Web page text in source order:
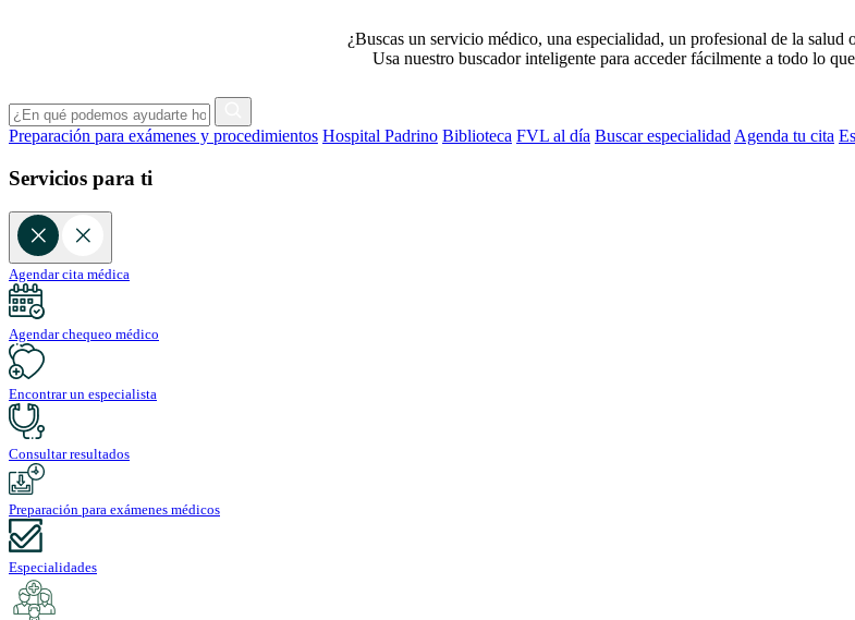
¿Buscas un servicio médico, una especialidad, un profesional de la salud
Usa nuestro buscador inteligente para acceder fácilmente a todo lo
Preparación para exámenes y procedimientos Hospital Padrino Biblioteca FVL al día Buscar especialidad Agenda tu cita
Servicios para ti
Agendar cita médica
Agendar chequeo médico
Encontrar un especialista
Consultar resultados
Preparación para exámenes médicos
Especialidades